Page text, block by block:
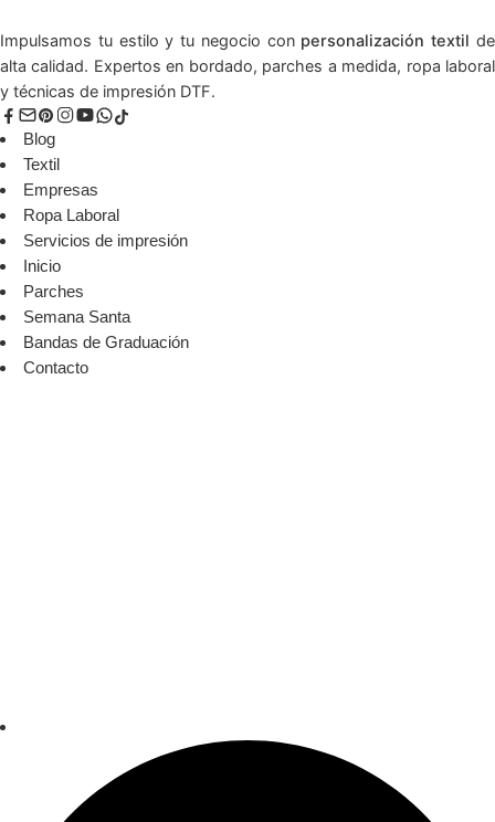
Impulsamos tu estilo y tu negocio con personalización textil de
alta calidad. Expertos en bordado, parches a medida, ropa laboral
y técnicas de impresión DTF.
Blog
Textil
Empresas
Ropa Laboral
Servicios de impresión
Inicio
Parches
Semana Santa
Bandas de Graduación
Contacto